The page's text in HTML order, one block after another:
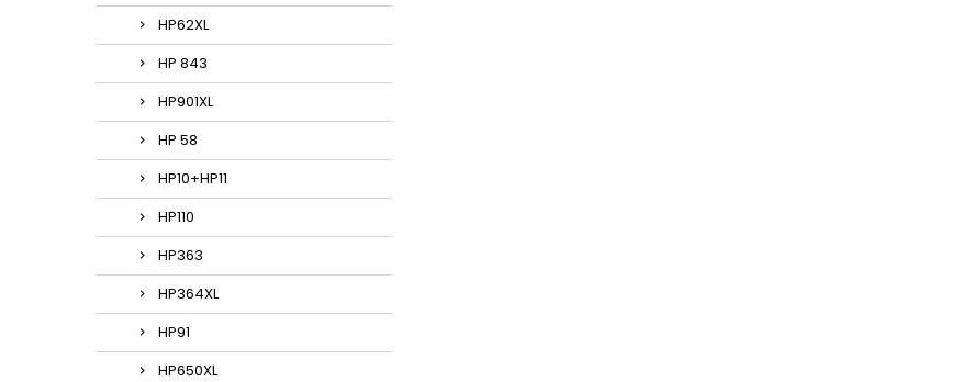
HP62XL
HP 843
HP901XL
HP 58
HP10+HP11
HP110
HP363
HP364XL
HP91
HP650XL